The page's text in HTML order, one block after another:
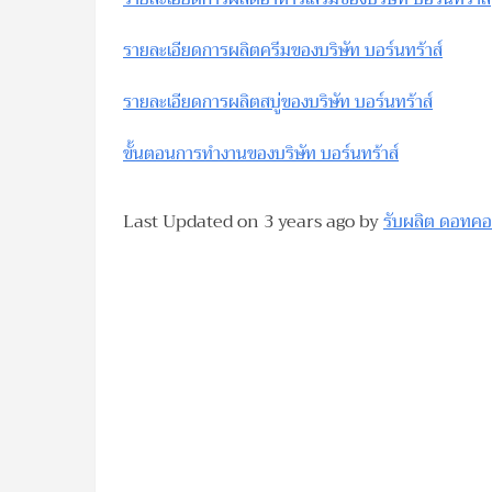
รายละเอียดการผลิตครีมของบริษัท บอร์นทร้าส์
รายละเอียดการผลิตสบู่ของบริษัท บอร์นทร้าส์
ขั้นตอนการทำงานของบริษัท บอร์นทร้าส์
Last Updated on 3 years agobyรับผลิต ดอทค